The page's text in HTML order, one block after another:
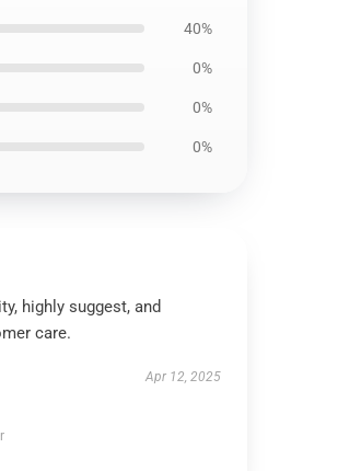
40%
0%
0%
0%
highly suggest, and
care.
Apr 12, 2025